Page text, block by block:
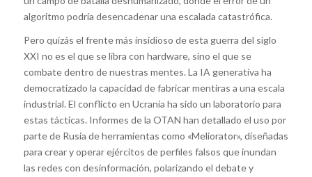
algoritmo podría desencadenar una escalada catastrófica.
Pero quizás el frente más insidioso de esta guerra del siglo
XXI no es el que se libra con hardware, sino el que se
combate dentro de nuestras mentes. La IA generativa ha
democratizado la capacidad de fabricar mentiras a una escala
industrial. El conflicto en Ucrania ha sido un laboratorio para
estas tácticas. Informes de la OTAN han detallado el uso por
parte de Rusia de herramientas como «Meliorator», diseñadas
para crear y operar ejércitos de perfiles falsos que inundan
las redes con desinformación, polarizando el debate y